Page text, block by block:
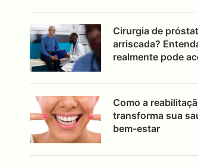
Cirurgia de
arriscada?
realmente pode
Como a
transforma sua
bem-estar